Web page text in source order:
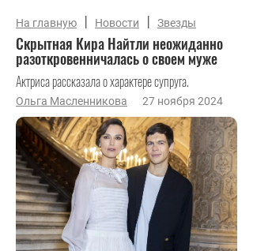
На главную | Новости | Звезды
Скрытная Кира Найтли неожиданно
разоткровенничалась о своем муже
Актриса рассказала о характере супруга.
Ольга Масленникова 27 ноября 2024